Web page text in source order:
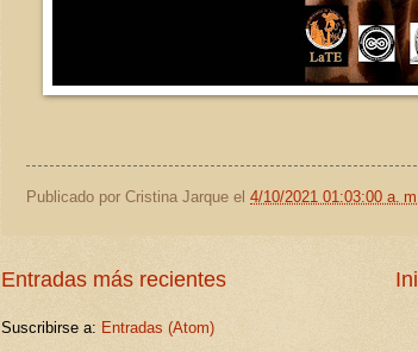
Publicado por Cristina Jarque el 4/10/2021 01:03:00 a. m.
Entradas más recientes
Suscribirse a: Entradas (Atom)